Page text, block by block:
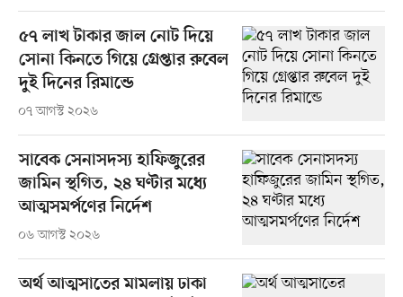
৫৭ লাখ টাকার জাল নোট দিয়ে
সোনা কিনতে গিয়ে গ্রেপ্তার রুবেল
দুই দিনের রিমান্ডে
০৭ আগস্ট ২০২৬
সাবেক সেনাসদস্য হাফিজুরের
জামিন স্থগিত, ২৪ ঘণ্টার মধ্যে
আত্মসমর্পণের নির্দেশ
০৬ আগস্ট ২০২৬
অর্থ আত্মসাতের মামলায় ঢাকা